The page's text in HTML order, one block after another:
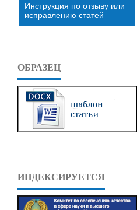
Инструкция по отзыву или
исправлению статей
ОБРАЗЕЦ
ИНДЕКСИРУЕТСЯ